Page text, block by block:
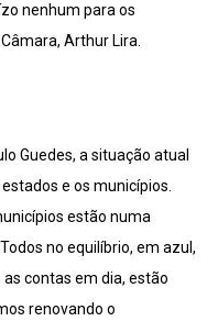
nenhum para os
Arthur Lira.
Guedes, a situação atual
e os municípios.
estão numa
no equilíbrio, em azul,
contas em dia, estão
renovando o